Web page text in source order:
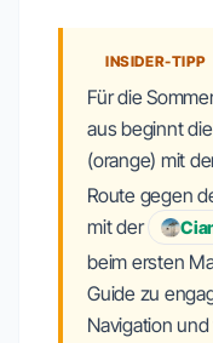
INSIDER-TIPP
Für die
aus beginnt
(orange) mit
Route gegen
mit der
beim ersten
Guide zu
Navigation